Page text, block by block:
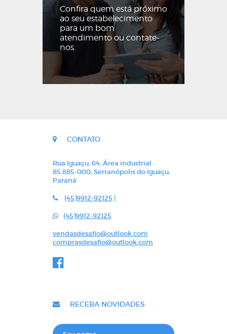
Confira quem está próximo
ao seu estabelecimento
para um bom
atendimento ou contate-
nos.
CONTATO
Rua Iguaçu, 64, Área industrial
85.885-000, Serranópolis do Iguaçu,
Paraná
(45)9912-92125 |
(45)9912-92125
vendasdesafio@outlook.com
comprasdesafio@outlook.com
RECEBA NOVIDADES